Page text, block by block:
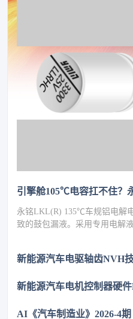
永铭LKL(R) 135℃车规铝电解
致的鼓包漏液。采用专用电解
近零，全生命周期成本优势显
新能源汽车电驱轴齿NVH
新能源汽车电机控制器硬
AI《汽车制造业》2026-4期